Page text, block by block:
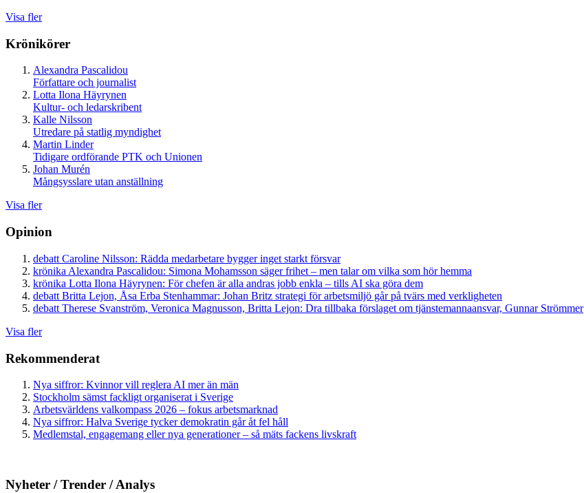
Visa fler
Krönikörer
Alexandra Pascalidou
Författare och journalist
Lotta Ilona Häyrynen
Kultur- och ledarskribent
Kalle Nilsson
Utredare på statlig myndighet
Martin Linder
Tidigare ordförande PTK och Unionen
Johan Murén
Mångsysslare utan anställning
Visa fler
Opinion
debatt Caroline Nilsson: Rädda medarbetare bygger inget starkt försvar
krönika Alexandra Pascalidou: Simona Mohamsson säger frihet – men talar om vilka som hör hemma
krönika Lotta Ilona Häyrynen: För chefen är alla andras jobb enkla – tills AI ska göra dem
debatt Britta Lejon, Åsa Erba Stenhammar: Johan Britz strategi för arbetsmiljö går på tvärs med verkligheten
debatt Therese Svanström, Veronica Magnusson, Britta Lejon: Dra tillbaka förslaget om tjänstemannaansvar, Gunnar Strömmer
Visa fler
Rekommenderat
Nya siffror: Kvinnor vill reglera AI mer än män
Stockholm sämst fackligt organiserat i Sverige
Arbetsvärldens valkompass 2026 – fokus arbetsmarknad
Nya siffror: Halva Sverige tycker demokratin går åt fel håll
Medlemstal, engagemang eller nya generationer – så mäts fackens livskraft
Nyheter / Trender / Analys